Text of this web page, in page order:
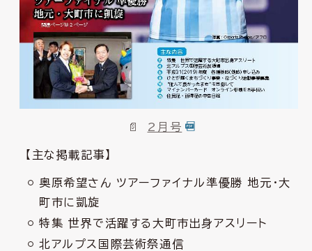
2月号
【主な掲載記事】
奥原希望さん ツアーファイナル準優勝 地元・大
町市に凱旋
特集 世界で活躍する大町市出身アスリート
北アルプス国際芸術祭通信